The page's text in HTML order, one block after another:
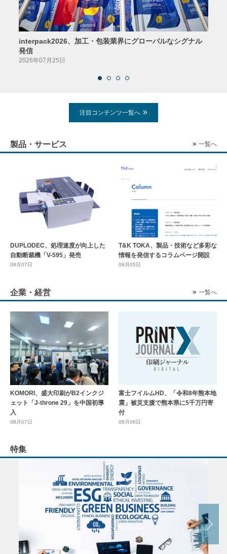
interpack2026、加工・包装業界にグローバルなシグナル
発信
2026年07月25日
注目コンテンツ一覧へ
製品・サービス 一覧へ
DUPLODEC、処理速度が向上した
自動断裁機「V-595」発売
08月07日
T&K TOKA、製品・技術など多彩な
情報を発信するコラムページ開設
08月05日
企業・経営 一覧へ
KOMORI、盛大印刷がB2インクジ
ェット「J-throne 29」を中国初導
入
08月07日
富士フイルムHD、「令和8年熊本地
震」被災支援で熊本県に5千万円寄
付
08月06日
特集